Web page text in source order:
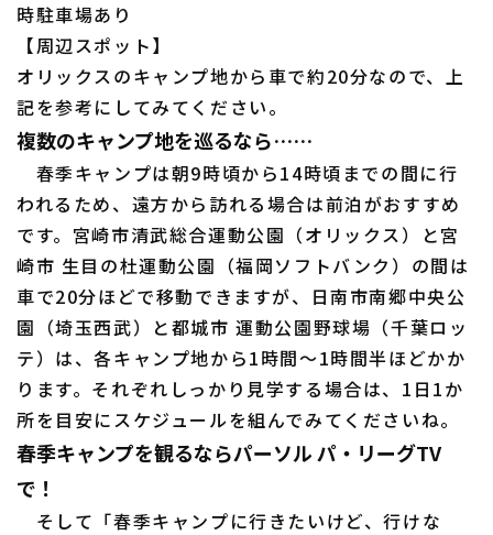
時駐車場あり
【周辺スポット】
オリックスのキャンプ地から車で約20分なので、上
記を参考にしてみてください。
複数のキャンプ地を巡るなら……
春季キャンプは朝9時頃から14時頃までの間に行
われるため、遠方から訪れる場合は前泊がおすすめ
です。宮崎市清武総合運動公園（オリックス）と宮
崎市 生目の杜運動公園（福岡ソフトバンク）の間は
車で20分ほどで移動できますが、日南市南郷中央公
園（埼玉西武）と都城市 運動公園野球場（千葉ロッ
テ）は、各キャンプ地から1時間～1時間半ほどかか
ります。それぞれしっかり見学する場合は、1日1か
所を目安にスケジュールを組んでみてくださいね。
春季キャンプを観るならパーソル パ・リーグTV
で！
そして「春季キャンプに行きたいけど、行けな